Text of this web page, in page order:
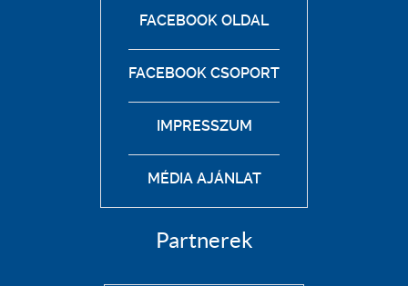
FACEBOOK OLDAL
FACEBOOK CSOPORT
IMPRESSZUM
MÉDIA AJÁNLAT
Partnerek